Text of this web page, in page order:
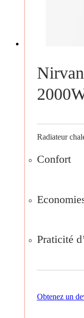
Radiateur
Confort
Praticité
Obtenez un